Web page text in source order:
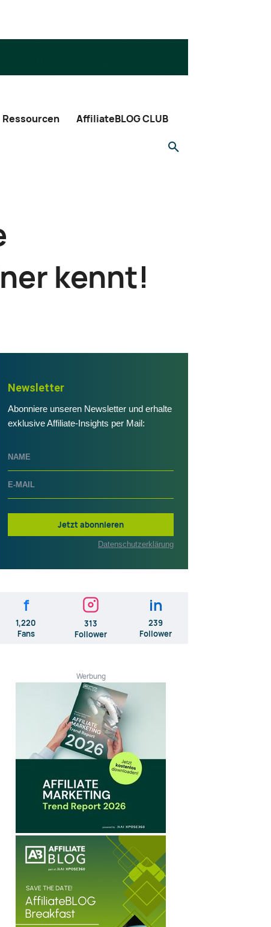
Ressourcen AffiliateBLOG CLUB
kennt!
Newsletter
Abonniere unseren Newsletter und erhalte
exklusive Affiliate-Insights per Mail:
Jetzt abonnieren
Datenschutzerklärung
f
1,220
Fans
313
Follower
in
239
Follower
Werbung